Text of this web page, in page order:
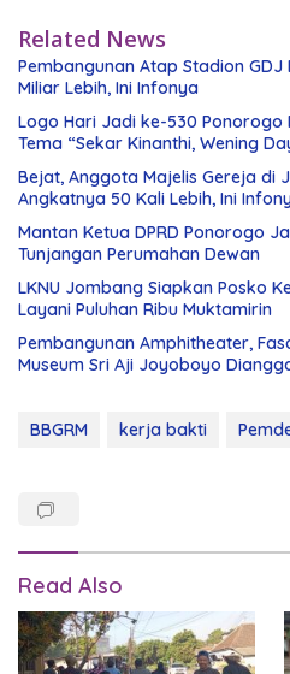
Related News
Pembangunan Atap Stadion
Miliar Lebih, Ini Infonya
Logo Hari Jadi ke-530 Ponorogo
Tema “Sekar Kinanthi, Wening
Bejat, Anggota Majelis Gereja di
Angkatnya 50 Kali Lebih, Ini
Mantan Ketua DPRD Ponorogo
Tunjangan Perumahan Dewan
LKNU Jombang Siapkan Posko
Layani Puluhan Ribu Muktamirin
Pembangunan Amphitheater,
Museum Sri Aji Joyoboyo
BBGRM kerja bakti
Read Also